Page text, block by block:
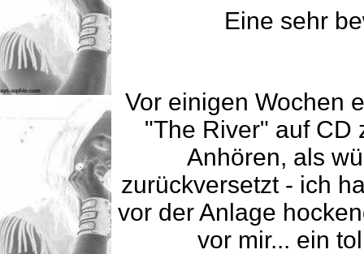
Eine sehr
Vor einigen Wochen
"The River" auf CD
Anhören, als
zurückversetzt - ich
vor der Anlage
vor mir... ein